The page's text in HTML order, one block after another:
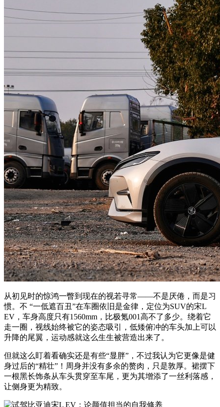
从初见时的惊鸿一瞥到现在的视若寻常——不是厌倦，而是习
惯。不 “一低遮百丑”在车圈依旧是金律，定位为SUV的宋L
EV，车身高度只有1560mm，比极氪001高不了多少。绕着它
走一圈，视线始终被它的姿态吸引，低矮俯冲的车头加上可以
升降的尾翼，运动感就这么生生被营造出来了。
但就这么盯着看确实还是有些“显胖”，不过我认为它更像是健
身过后的“精壮”！周身并没有多余的赘肉，只是敦厚。裙摆下
一根黑长饰条从车头贯穿至车尾，更为其增添了一丝利落感，
让侧身更为精致。